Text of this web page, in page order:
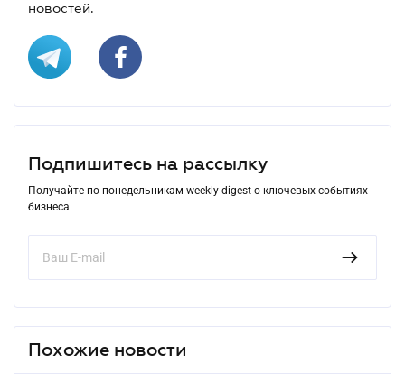
новостей.
Подпишитесь на рассылку
Получайте по понедельникам weekly-digest о ключевых событиях
бизнеса
Похожие новости